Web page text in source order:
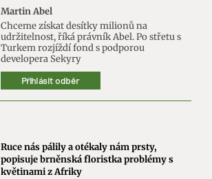
Martin Abel
Chceme získat desítky milionů na
udržitelnost, říká právník Abel. Po střetu s
Turkem rozjíždí fond s podporou
developera Sekyry
Přihlásit odběr
Ruce nás pálily a otékaly nám prsty,
popisuje brněnská floristka problémy s
květinami z Afriky